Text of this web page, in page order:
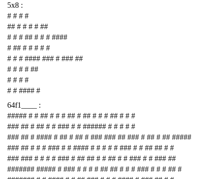
5x8 :
# # # #
## # # # # ##
# # # ## # # # ####
# ## # # # # #
# # # #### ### # ### ##
# # # # ##
# # # #
# # #### #
64f1____ :
##### # # ## # # # ## # ## # # # ## # # #
### ## # ## # # ### # # ###### # # # # #
### ## # #### # ## # ## # ### ### ## ### # ## # ## #####
### ## # # # ### # # #### # # # # # ### # # ## ## # #
### ### # # # # ### # ## ## # # ## # # ### # # ### ##
####### ##### # ### # # # # ## ## # # # ### # # # ## #